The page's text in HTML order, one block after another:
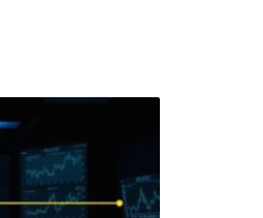
تُنقل
من